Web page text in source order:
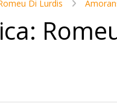
Di Lurdis